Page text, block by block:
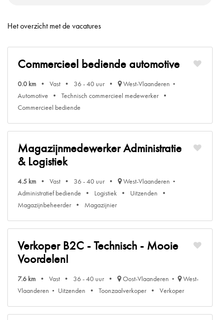
Het overzicht met de vacatures
Commercieel bediende automotive
0.0 km Vast 36 - 40 uur
West-Vlaanderen
Automotive
Technisch commercieel medewerker
Commercieel bediende
Magazijnmedewerker Administratie
& Logistiek
4.5 km Vast 36 - 40 uur
West-Vlaanderen
Administratief bediende
Logistiek
Uitzenden
Magazijnbeheerder
Magazijnier
Verkoper B2C - Technisch - Mooie
Voordelen!
7.6 km Vast 36 - 40 uur Oost-Vlaanderen
West-
Vlaanderen
Uitzenden Toonzaalverkoper Verkoper